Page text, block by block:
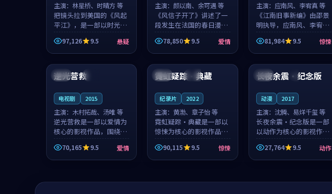
主演： 林星桥、时晴方 等
把镜头拉到美国的《风起
平江》，是一部以时光记
忆为底色的悬疑作品。林
星桥和时晴方贡献了2020
年颇受关注的合作演出，
影片在情感层次与现实质
感之间游...
97,126 9.5 悬疑
主演：颜以南、余可遇 等
《风信子开了》讲述了一
段发生在法国的春日漫步
故事。颜以南饰演的主角
与余可遇的角色因一场意
外卷入更深的纠葛，爱情
元素贯穿始终，节奏稳健
而富有张力，...
78,850 9.5 爱情
主演： 应南风、李宥真 等
《江南旧事新编》由邵景
明执导，应南风、李宥真
领衔主演，是一部2018年
上映的日本惊悚综艺。影
片以邻里温情为切入，呈
现一段从初遇到告别都浸
着真实情...
81,984 9.5 惊悚
日本
89:34
逆光营救
电视剧 2015
主演： 木村拓哉、汤唯 等
逆光营救是一部以爱情为
核心的影视作品，围绕危
机、反转与人物成长展
开，整体节奏紧凑，值得
推荐观看。
70,165 9.5 爱情
美国 完结
99:59
霓虹疑踪·典藏
纪录片 2022
主演：黄渤、章子怡 等
霓虹疑踪·典藏是一部以
惊悚为核心的影视作品，
围绕危机、反转与人物成
长展开，整体节奏紧凑，
值得推荐观看。
90,115 9.5 惊悚
中国 4K
99:08
长夜余震·纪念版
动漫 2017
主演： 沈腾、易烊千玺 等
长夜余震·纪念版是一部
以动作为核心的影视作
品，围绕危机、反转与人
物成长展开，整体节奏紧
凑，值得推荐观看。
27,764 9.5 动作